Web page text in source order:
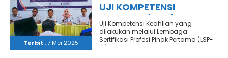
Terbit : 7 Mei 2025
UJI KOMPETENSI
KEAHLIAN (UKK)
MENGGUNAKAN LSP-P1
Uji Kompetensi Keahlian yang
dilakukan melalui Lembaga
Sertifikasi Profesi Pihak Pertama (LSP-
P1), merupakan uji kempetensi